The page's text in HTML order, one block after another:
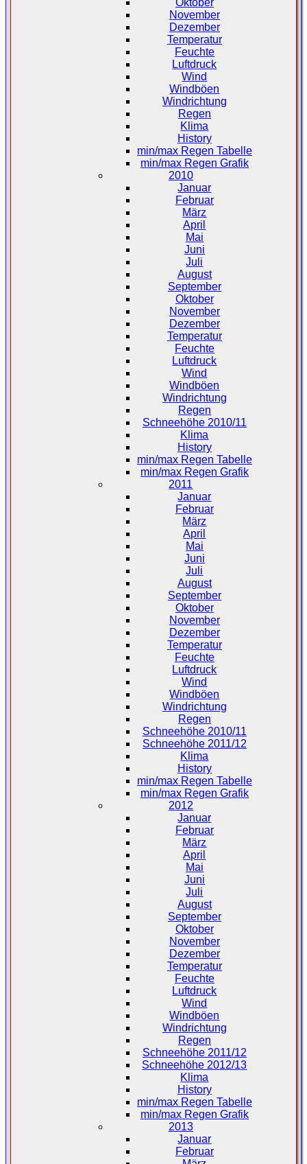
November
Dezember
Temperatur
Feuchte
Luftdruck
Wind
Windböen
Windrichtung
Regen
Klima
History
min/max Regen Tabelle
min/max Regen Grafik
2010
Januar
Februar
März
April
Mai
Juni
Juli
August
September
Oktober
November
Dezember
Temperatur
Feuchte
Luftdruck
Wind
Windböen
Windrichtung
Regen
Schneehöhe 2010/11
Klima
History
min/max Regen Tabelle
min/max Regen Grafik
2011
Januar
Februar
März
April
Mai
Juni
Juli
August
September
Oktober
November
Dezember
Temperatur
Feuchte
Luftdruck
Wind
Windböen
Windrichtung
Regen
Schneehöhe 2010/11
Schneehöhe 2011/12
Klima
History
min/max Regen Tabelle
min/max Regen Grafik
2012
Januar
Februar
März
April
Mai
Juni
Juli
August
September
Oktober
November
Dezember
Temperatur
Feuchte
Luftdruck
Wind
Windböen
Windrichtung
Regen
Schneehöhe 2011/12
Schneehöhe 2012/13
Klima
History
min/max Regen Tabelle
min/max Regen Grafik
2013
Januar
Februar